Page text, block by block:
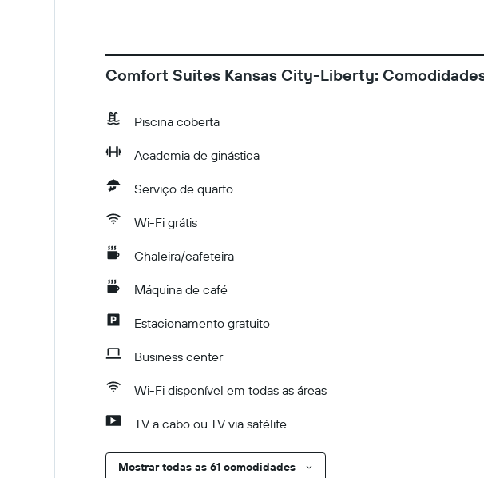
Comfort Suites Kansas City-Liberty:
Piscina coberta
Academia de ginástica
Serviço de quarto
Wi-Fi grátis
Chaleira/cafeteira
Máquina de café
Estacionamento gratuito
Business center
Wi-Fi disponível em todas as áreas
TV a cabo ou TV via satélite
Mostrar todas as 61 comodidades